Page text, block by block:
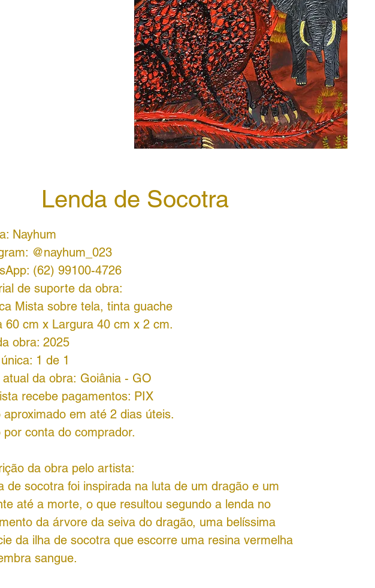
Lenda de Socotra
Nayhum
@nayhum_023
(62) 99100-4726
de suporte da obra:
Mista sobre tela, tinta guache
60 cm x Largura 40 cm x 2 cm.
obra: 2025
1 de 1
atual da obra: Goiânia - GO
recebe pagamentos: PIX
aproximado em até 2 dias úteis.
por conta do comprador.
da obra pelo artista:
de socotra foi inspirada na luta de um dragão e um
até a morte, o que resultou segundo a lenda no
da árvore da seiva do dragão, uma belíssima
da ilha de socotra que escorre uma resina vermelha
sangue.